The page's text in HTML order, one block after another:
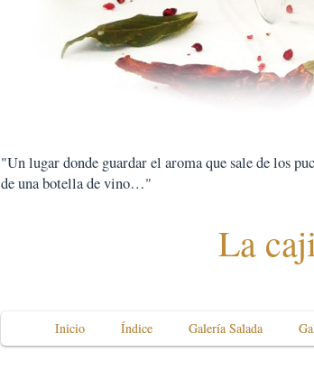
"Un lugar donde guardar el aroma que sale de los
de una botella de vino…"
La
Inicio Índice Galería Salada